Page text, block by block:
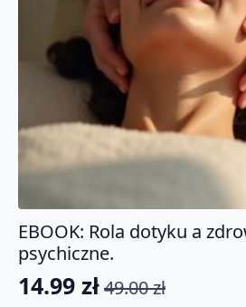
EBOOK: Rola dotyku a
psychiczne.
49.00zł
Pierwotna
14.99 zł
Aktualna